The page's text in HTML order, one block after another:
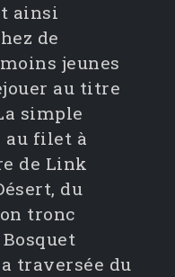
ainsi
de
jeunes
au titre
simple
au filet à
de Link
du
tronc
traversée du